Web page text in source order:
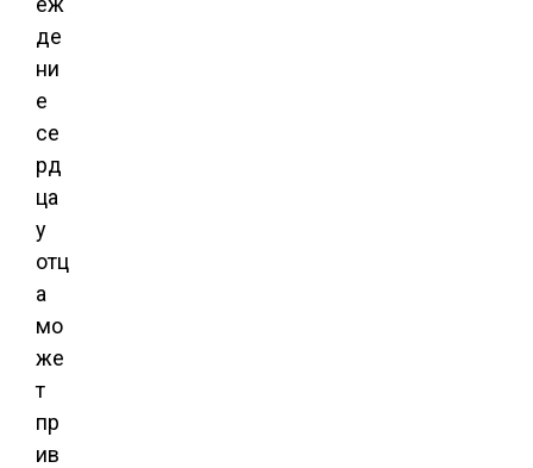
де
ни
е
се
рд
ца
у
отц
а
мо
же
т
пр
ив